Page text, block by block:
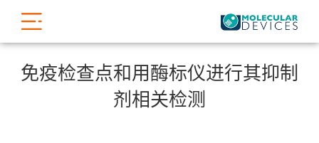
免疫检查点和用酶标仪进行其抑制
剂相关检测